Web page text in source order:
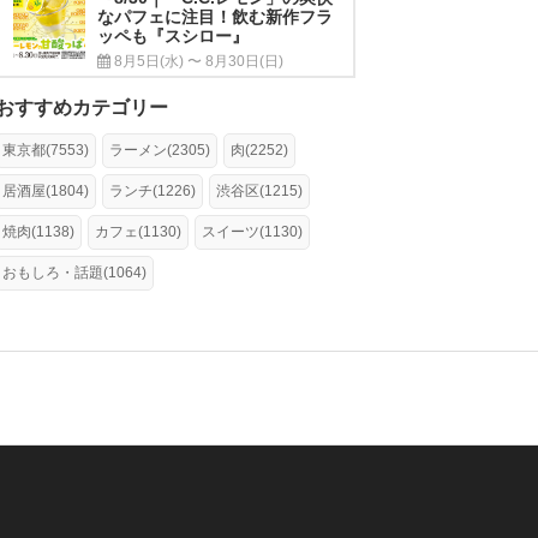
なパフェに注目！飲む新作フラ
ッペも『スシロー』
8月5日(水) 〜 8月30日(日)
すすめカテゴリー
東京都(7553) ラーメン(2305) 肉(2252)
居酒屋(1804) ランチ(1226) 渋谷区(1215)
焼肉(1138) カフェ(1130) スイーツ(1130)
おもしろ・話題(1064)